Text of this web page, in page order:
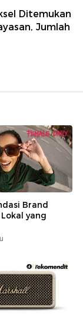
Ditemukan
Jumlah
Brand
yang